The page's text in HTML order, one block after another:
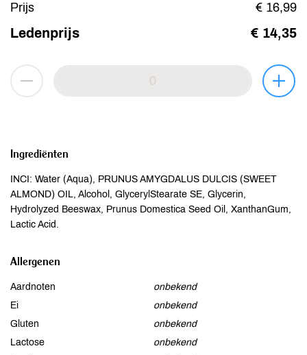
Prijs
€ 16,99
Ledenprijs € 14,35
Ingrediënten
INCI: Water (Aqua), PRUNUS AMYGDALUS DULCIS (SWEET
ALMOND) OIL, Alcohol, GlycerylStearate SE, Glycerin,
Hydrolyzed Beeswax, Prunus Domestica Seed Oil, XanthanGum,
Lactic Acid.
Allergenen
Aardnoten
onbekend
Ei
onbekend
Gluten
onbekend
Lactose
onbekend